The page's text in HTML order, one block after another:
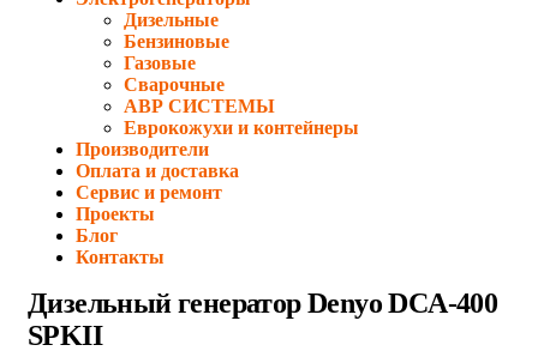
Дизельные
Бензиновые
Газовые
Сварочные
АВР СИСТЕМЫ
Еврокожухи и контейнеры
Производители
Оплата и доставка
Сервис и ремонт
Проекты
Блог
Контакты
Дизельный генератор Denyo DCA-400
SPKII